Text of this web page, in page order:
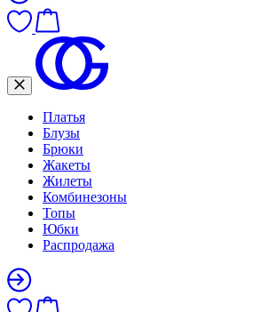
Платья
Блузы
Брюки
Жакеты
Жилеты
Комбинезоны
Топы
Юбки
Распродажа